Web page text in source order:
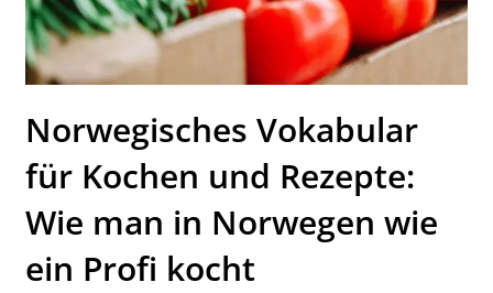
Norwegisches Vokabular
für Kochen und Rezepte:
Wie man in Norwegen wie
ein Profi kocht